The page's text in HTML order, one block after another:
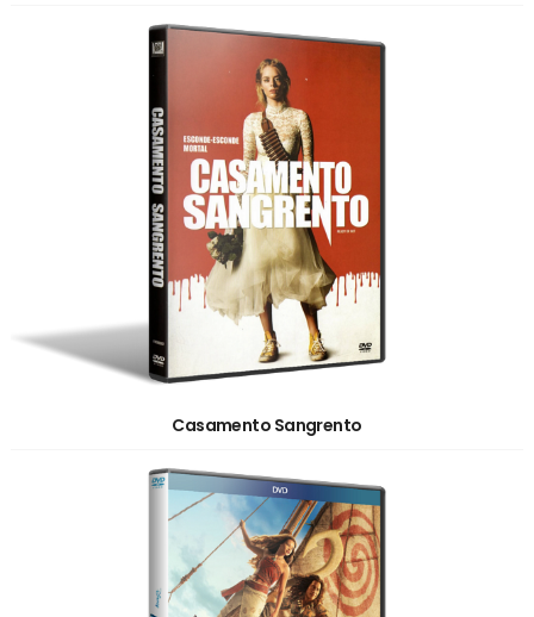
Casamento Sangrento